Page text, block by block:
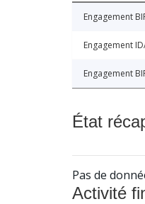
Engagement
Engagement
Engagement
État
Pas de
Activité